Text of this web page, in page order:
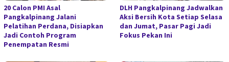
20 Calon PMI Asal
Pangkalpinang Jalani
Pelatihan Perdana, Disiapkan
Jadi Contoh Program
Penempatan Resmi
DLH Pangkalpinang Jadwalkan
Aksi Bersih Kota Setiap Selasa
dan Jumat, Pasar Pagi Jadi
Fokus Pekan Ini